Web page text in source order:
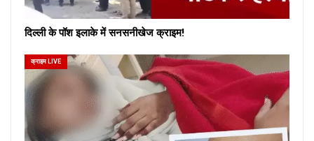
दिल्ली के पॉश इलाके में सनसनीखेज क्राइम!
क्राइम LIVE